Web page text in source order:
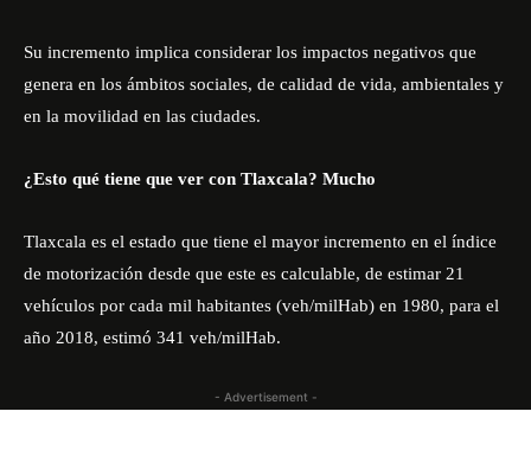
Su incremento implica considerar los impactos negativos que
genera en los ámbitos sociales, de calidad de vida, ambientales y
en la movilidad en las ciudades.
¿Esto qué tiene que ver con Tlaxcala? Mucho
Tlaxcala es el estado que tiene el mayor incremento en el índice
de motorización desde que este es calculable, de estimar 21
vehículos por cada mil habitantes (veh/milHab) en 1980, para el
año 2018, estimó 341 veh/milHab.
- Advertisement -